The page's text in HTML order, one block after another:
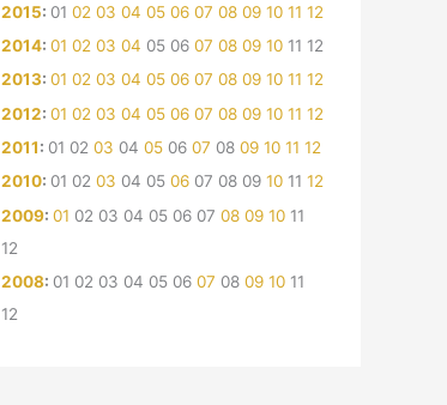
2015: 01 02 03 04 05 06 07 08 09 10 11 12
2014: 01 02 03 04 05 06 07 08 09 10 11 12
2013: 01 02 03 04 05 06 07 08 09 10 11 12
2012: 01 02 03 04 05 06 07 08 09 10 11 12
2011: 01 02 03 04 05 06 07 08 09 10 11 12
2010: 01 02 03 04 05 06 07 08 09 10 11 12
2009: 01 02 03 04 05 06 07 08 09 10 11
12
2008: 01 02 03 04 05 06 07 08 09 10 11
12